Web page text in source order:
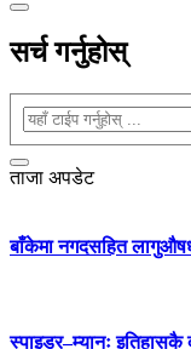
सर्च गर्नुहोस्
ताजा अपडेट
बाँकेमा नगदसहित
स्पाइडर–म्यानः